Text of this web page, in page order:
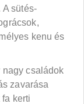
sütés-
kenu és
nagy családok
zavarása
kerti